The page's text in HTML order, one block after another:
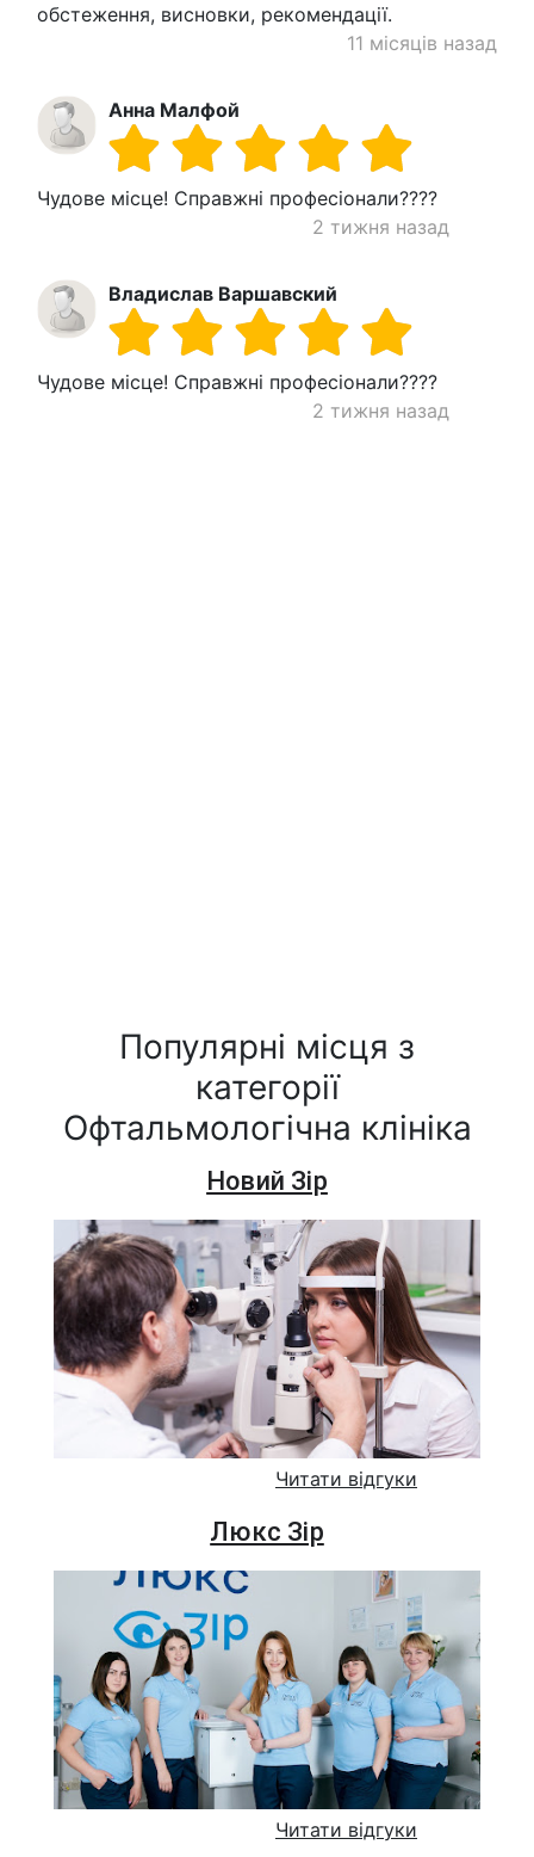
обстеження, висновки, рекомендації.
11 місяців назад
Анна Малфой
Чудове місце! Справжні професіонали????
2 тижня назад
Владислав Варшавский
Чудове місце! Справжні професіонали????
2 тижня назад
Популярні місця з
категорії
Офтальмологічна клініка
Новий Зір
Читати відгуки
Люкс Зір
Читати відгуки